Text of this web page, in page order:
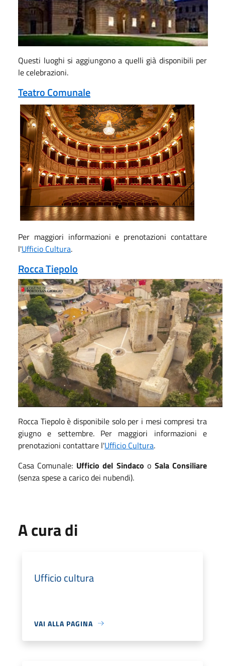
Questi luoghi si aggiungono a quelli già disponibili per
le celebrazioni.
Teatro Comunale
Per maggiori informazioni e prenotazioni contattare
l'Ufficio Cultura.
Rocca Tiepolo
Rocca Tiepolo è disponibile solo per i mesi compresi tra
giugno e settembre. Per maggiori informazioni e
prenotazioni contattare l'Ufficio Cultura.
Casa Comunale: Ufficio del Sindaco o Sala Consiliare
(senza spese a carico dei nubendi).
A cura di
Ufficio cultura
VAI ALLA PAGINA